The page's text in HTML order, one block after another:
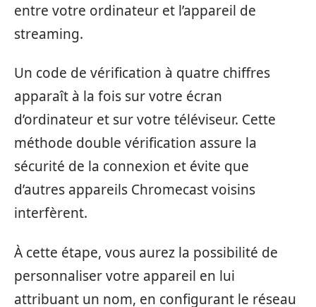
entre votre ordinateur et l’appareil de
streaming.
Un code de vérification à quatre chiffres
apparaît à la fois sur votre écran
d’ordinateur et sur votre téléviseur. Cette
méthode double vérification assure la
sécurité de la connexion et évite que
d’autres appareils Chromecast voisins
interfèrent.
À cette étape, vous aurez la possibilité de
personnaliser votre appareil en lui
attribuant un nom, en configurant le réseau